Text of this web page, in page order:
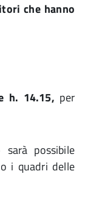
che hanno
h. 14.15, per
possibile
i quadri delle